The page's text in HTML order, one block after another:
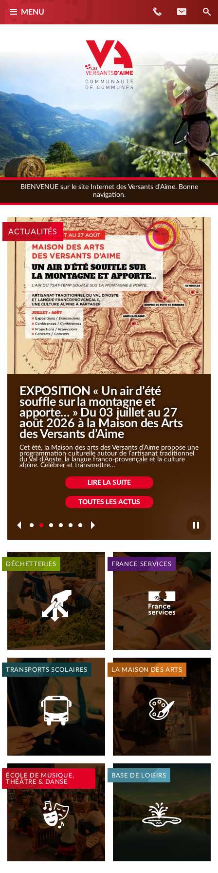
Téléphone Contact
MENU
BIENVENUE sur le site Internet des Versants d'Aime. Bonne
navigation.
PASSER À LA SECTION SUIVANTE
ARRÊTER LE DÉFILEMENT AUTOMATIQUE
ACTUALITÉS
ETEair
souffle
sur
la
montagne
et
apporte… »
Du
03
juillet
27
août
2026
la
Maison
des
Arts
des
Versants
d’Aime
MIDI
A
L’EHPAD
SCOLAIRES
–
arrêts
Juin
2026
et
inscriptions
2026-
2027
GOÛTER
FESTIF
CLÔTURER
L’ANNEE
A
LA
CRECHE
« Ombres
de
EXPOSITION « Un air d’été
souffle sur la montagne et
apporte… » Du 03 juillet au 27
août 2026 à la Maison des Arts
des Versants d’Aime
Cet été, la Maison des arts des Versants d’Aime propose une
programmation culturelle autour de l’artisanat traditionnel
du Val d’Aoste, la langue franco-provençale et la culture
alpine. Célébrer et transmettre…
LIRE LA SUITE
TOUTES LES ACTUS
PAGES
LES
PLUS
CONSULTÉES
DÉCHETTERIES FRANCE SERVICES
TRANSPORTS SCOLAIRES LA MAISON DES ARTS
ÉCOLE DE MUSIQUE,
THÉÂTRE & DANSE
BASE DE LOISIRS